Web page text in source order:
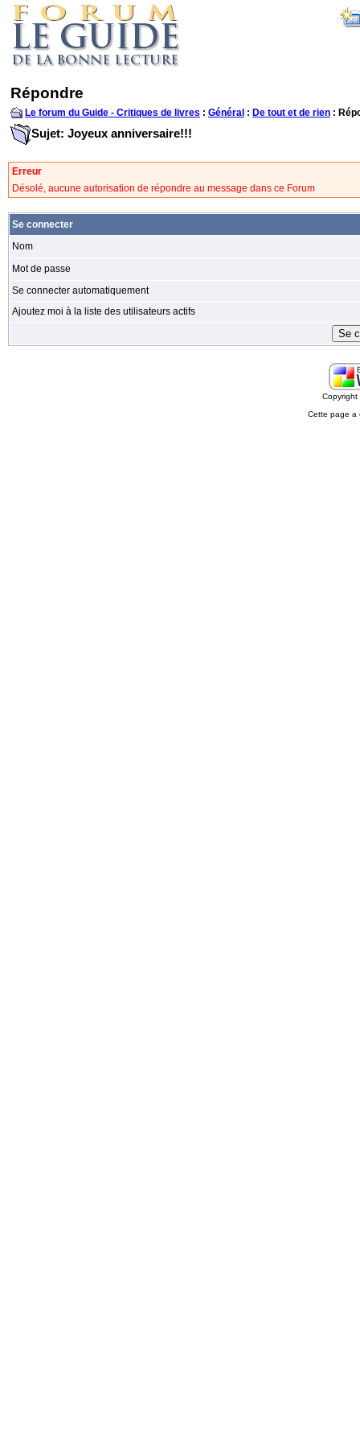
Répondre
Le forum du Guide - Critiques de livres : Général : De tout et de rien :
Sujet: Joyeux anniversaire!!!
Erreur
Désolé, aucune autorisation de répondre au message dans ce Forum
Se connecter
Nom
Mot de passe
Se connecter automatiquement
Ajoutez moi à la liste des utilisateurs actifs
Cette page a